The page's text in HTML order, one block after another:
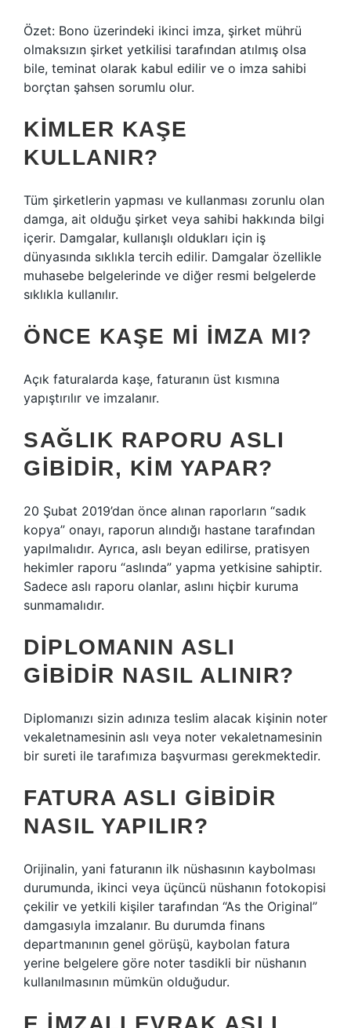
Özet: Bono üzerindeki ikinci imza, şirket mührü
olmaksızın şirket yetkilisi tarafından atılmış olsa
bile, teminat olarak kabul edilir ve o imza sahibi
borçtan şahsen sorumlu olur.
KIMLER KAŞE
KULLANIR?
Tüm şirketlerin yapması ve kullanması zorunlu olan
damga, ait olduğu şirket veya sahibi hakkında bilgi
içerir. Damgalar, kullanışlı oldukları için iş
dünyasında sıklıkla tercih edilir. Damgalar özellikle
muhasebe belgelerinde ve diğer resmi belgelerde
sıklıkla kullanılır.
ÖNCE KAŞE MI IMZA MI?
Açık faturalarda kaşe, faturanın üst kısmına
yapıştırılır ve imzalanır.
SAĞLIK RAPORU ASLI
GIBIDIR, KIM YAPAR?
20 Şubat 2019’dan önce alınan raporların “sadık
kopya” onayı, raporun alındığı hastane tarafından
yapılmalıdır. Ayrıca, aslı beyan edilirse, pratisyen
hekimler raporu “aslında” yapma yetkisine sahiptir.
Sadece aslı raporu olanlar, aslını hiçbir kuruma
sunmamalıdır.
DIPLOMANIN ASLI
GIBIDIR NASIL ALINIR?
Diplomanızı sizin adınıza teslim alacak kişinin noter
vekaletnamesinin aslı veya noter vekaletnamesinin
bir sureti ile tarafımıza başvurması gerekmektedir.
FATURA ASLI GIBIDIR
NASIL YAPILIR?
Orijinalin, yani faturanın ilk nüshasının kaybolması
durumunda, ikinci veya üçüncü nüshanın fotokopisi
çekilir ve yetkili kişiler tarafından “As the Original”
damgasıyla imzalanır. Bu durumda finans
departmanının genel görüşü, kaybolan fatura
yerine belgelere göre noter tasdikli bir nüshanın
kullanılmasının mümkün olduğudur.